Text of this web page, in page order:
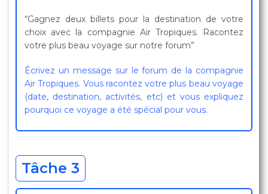
“Gagnez deux billets pour la destination de votre
choix avec la compagnie Air Tropiques. Racontez
votre plus beau voyage sur notre forum”
Écrivez un message sur le forum de la compagnie
Air Tropiques. Vous racontez votre plus beau voyage
(date, destination, activités, etc) et vous expliquez
pourquoi ce voyage a été spécial pour vous.
Tâche 3